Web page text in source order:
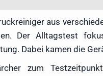
aus
Der Alltagstest
Dabei kamen die
zum